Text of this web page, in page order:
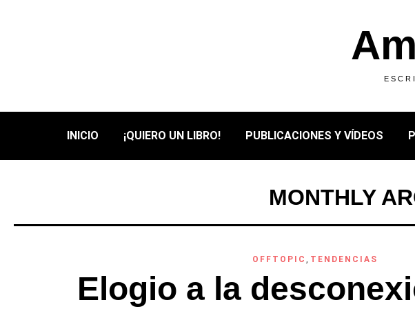
INICIO ¡QUIERO UN LIBRO! PUBLICACIONES Y VÍDEOS
MONTHLY
OFFTOPIC , TENDENCIAS
Elogio a la